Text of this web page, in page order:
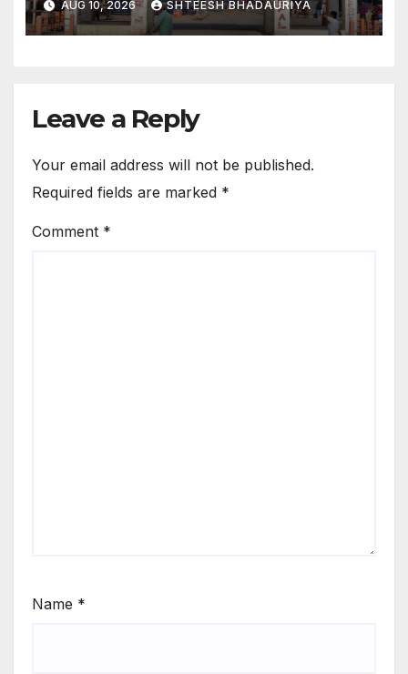
Hindu Nation Reignites In
Nepal Investigation Into
AUG 10, 2026 SHTEESH BHADAURIYA
Leave a Reply
Your email address will not be published.
Required fields are marked *
Comment *
Name *